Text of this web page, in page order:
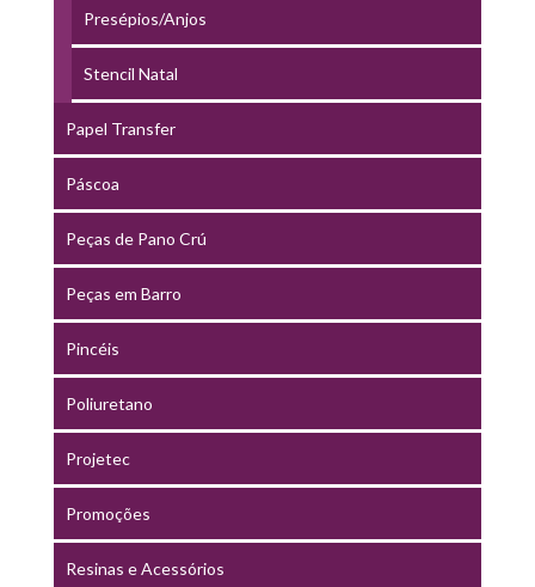
Presépios/Anjos
Stencil Natal
Papel Transfer
Páscoa
Peças de Pano Crú
Peças em Barro
Pincéis
Poliuretano
Projetec
Promoções
Resinas e Acessórios